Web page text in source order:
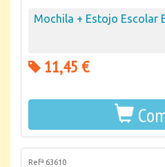
Mochila + Estojo Escolar
11,45 €
Refª 63610